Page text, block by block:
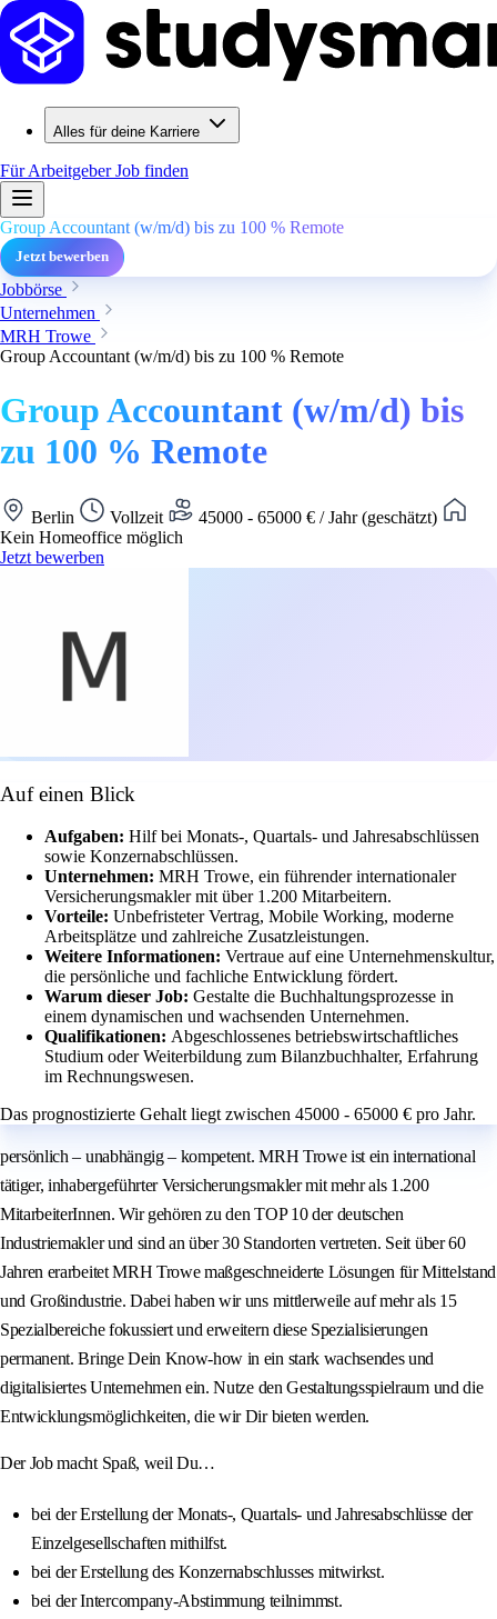
Alles für deine Karriere
Für ArbeitgeberJob finden
Group Accountant (w/m/d) bis zu 100 % Remote
Jetzt bewerben
Jobbörse
Unternehmen
MRH Trowe
Group Accountant (w/m/d) bis zu 100 % Remote
Group Accountant (w/m/d) bis
zu 100 % Remote
Berlin Vollzeit
45000 - 65000 € / Jahr (geschätzt)
Kein Homeoffice möglich
Jetzt bewerben
Auf einen Blick
Aufgaben: Hilf bei Monats-, Quartals- und Jahresabschlüssen
sowie Konzernabschlüssen.
Unternehmen: MRH Trowe, ein führender internationaler
Versicherungsmakler mit über 1.200 Mitarbeitern.
Vorteile: Unbefristeter Vertrag, Mobile Working, moderne
Arbeitsplätze und zahlreiche Zusatzleistungen.
Weitere Informationen: Vertraue auf eine Unternehmenskultur,
die persönliche und fachliche Entwicklung fördert.
Warum dieser Job: Gestalte die Buchhaltungsprozesse in
einem dynamischen und wachsenden Unternehmen.
Qualifikationen: Abgeschlossenes betriebswirtschaftliches
Studium oder Weiterbildung zum Bilanzbuchhalter, Erfahrung
im Rechnungswesen.
Das prognostizierte Gehalt liegt zwischen 45000 - 65000 € pro Jahr.
persönlich – unabhängig – kompetent. MRH Trowe ist ein international
tätiger, inhabergeführter Versicherungsmakler mit mehr als 1.200
MitarbeiterInnen. Wir gehören zu den TOP 10 der deutschen
Industriemakler und sind an über 30 Standorten vertreten. Seit über 60
Jahren erarbeitet MRH Trowe maßgeschneiderte Lösungen für Mittelstand
und Großindustrie. Dabei haben wir uns mittlerweile auf mehr als 15
Spezialbereiche fokussiert und erweitern diese Spezialisierungen
permanent. Bringe Dein Know‑how in ein stark wachsendes und
digitalisiertes Unternehmen ein. Nutze den Gestaltungsspielraum und die
Entwicklungsmöglichkeiten, die wir Dir bieten werden.
Der Job macht Spaß, weil Du…
bei der Erstellung der Monats-, Quartals- und Jahresabschlüsse der
Einzelgesellschaften mithilfst.
bei der Erstellung des Konzernabschlusses mitwirkst.
bei der Intercompany‑Abstimmung teilnimmst.